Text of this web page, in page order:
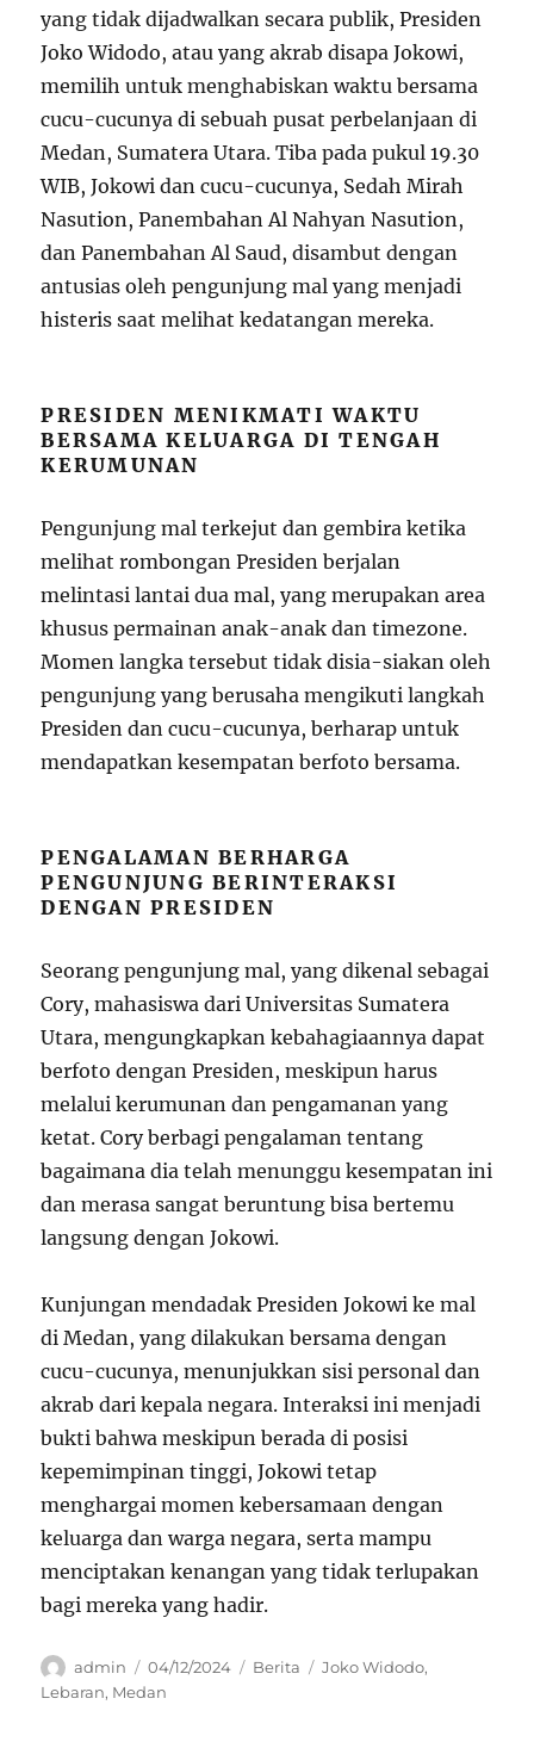
yang tidak dijadwalkan secara publik, Presiden
Joko Widodo, atau yang akrab disapa Jokowi,
memilih untuk menghabiskan waktu bersama
cucu-cucunya di sebuah pusat perbelanjaan di
Medan, Sumatera Utara. Tiba pada pukul 19.30
WIB, Jokowi dan cucu-cucunya, Sedah Mirah
Nasution, Panembahan Al Nahyan Nasution,
dan Panembahan Al Saud, disambut dengan
antusias oleh pengunjung mal yang menjadi
histeris saat melihat kedatangan mereka.
PRESIDEN MENIKMATI WAKTU
BERSAMA KELUARGA DI TENGAH
KERUMUNAN
Pengunjung mal terkejut dan gembira ketika
melihat rombongan Presiden berjalan
melintasi lantai dua mal, yang merupakan area
khusus permainan anak-anak dan timezone.
Momen langka tersebut tidak disia-siakan oleh
pengunjung yang berusaha mengikuti langkah
Presiden dan cucu-cucunya, berharap untuk
mendapatkan kesempatan berfoto bersama.
PENGALAMAN BERHARGA
PENGUNJUNG BERINTERAKSI
DENGAN PRESIDEN
Seorang pengunjung mal, yang dikenal sebagai
Cory, mahasiswa dari Universitas Sumatera
Utara, mengungkapkan kebahagiaannya dapat
berfoto dengan Presiden, meskipun harus
melalui kerumunan dan pengamanan yang
ketat. Cory berbagi pengalaman tentang
bagaimana dia telah menunggu kesempatan ini
dan merasa sangat beruntung bisa bertemu
langsung dengan Jokowi.
Kunjungan mendadak Presiden Jokowi ke mal
di Medan, yang dilakukan bersama dengan
cucu-cucunya, menunjukkan sisi personal dan
akrab dari kepala negara. Interaksi ini menjadi
bukti bahwa meskipun berada di posisi
kepemimpinan tinggi, Jokowi tetap
menghargai momen kebersamaan dengan
keluarga dan warga negara, serta mampu
menciptakan kenangan yang tidak terlupakan
bagi mereka yang hadir.
Author
admin
Posted
on
04/12/2024 Categories
Berita Tags
Joko Widodo,
Lebaran, Medan